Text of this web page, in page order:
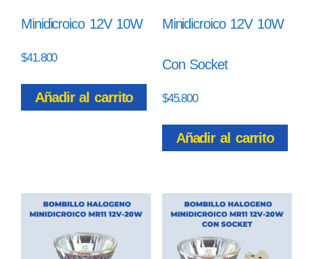
Minidicroico 12V 10W
$41.800
Añadir al carrito
Minidicroico 12V 10W
Con Socket
$45.800
Añadir al carrito